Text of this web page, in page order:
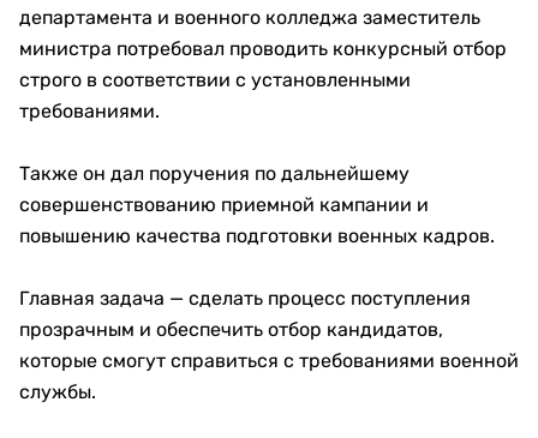
департамента и военного колледжа заместитель
министра потребовал проводить конкурсный отбор
строго в соответствии с установленными
требованиями.
Также он дал поручения по дальнейшему
совершенствованию приемной кампании и
повышению качества подготовки военных кадров.
Главная задача — сделать процесс поступления
прозрачным и обеспечить отбор кандидатов,
которые смогут справиться с требованиями военной
службы.